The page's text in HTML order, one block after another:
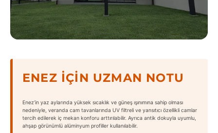
ENEZ İÇIN UZMAN NOTU
Enez’in yaz aylarında yüksek sıcaklık ve güneş ışınımına sahip olması
nedeniyle, veranda cam tavanlarında UV filtreli ve yansıtıcı özellikli camlar
tercih edilerek iç mekan konforu arttırılabilir. Ayrıca antik dokuyla uyumlu,
ahşap görünümlü alüminyum profiller kullanılabilir.
United
States
Şehirler
Adana